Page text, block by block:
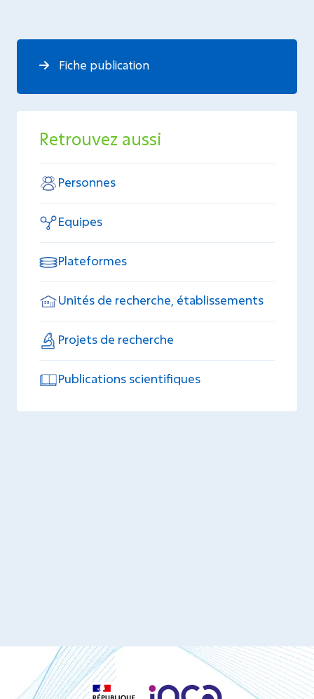
Fiche publication
Retrouvez aussi
Personnes
Equipes
Plateformes
Unités de recherche, établissements
Projets de recherche
Publications scientifiques